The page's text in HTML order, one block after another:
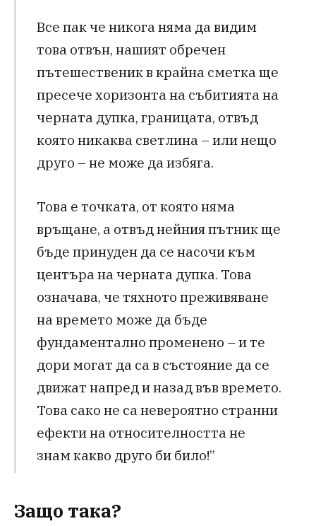
Все пак че никога няма да видим
това отвън, нашият обречен
пътешественик в крайна сметка ще
пресече хоризонта на събитията на
черната дупка, границата, отвъд
която никаква светлина – или нещо
друго – не може да избяга.
Това е точката, от която няма
връщане, а отвъд нейния пътник ще
бъде принуден да се насочи към
центъра на черната дупка. Това
означава, че тяхното преживяване
на времето може да бъде
фундаментално променено – и те
дори могат да са в състояние да се
движат напред и назад във времето.
Това сако не са невероятно странни
ефекти на относителността не
знам какво друго би било!”
Защо така?